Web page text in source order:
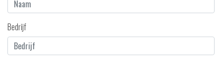
Bedrijf